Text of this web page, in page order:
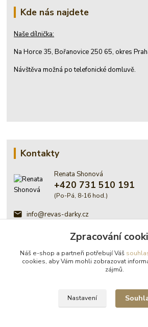
Kde nás najdete
Naše dílnička:
Na Horce 35, Bořanovice 250 65, okres
Návštěva možná po telefonické domluvě.
Kontakty
Renata Shonová
+420 731 510 191
(Po-Pá, 8-16 hod.)
info@revas-darky.cz
Bořanovice, 2026
Zpracování
Náš e-shop a partneři potřebují Váš
cookies, aby Vám mohli zobrazovat
zájmů.
Nastavení